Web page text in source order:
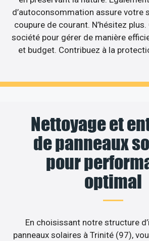
d’autoconsommation assure votre
coupure de courant. N’hésitez
société pour gérer de manière
et budget. Contribuez à la
Nettoyage et
de panneaux
pour
optimal
En choisissant notre structure
panneaux solaires à Trinité (97),